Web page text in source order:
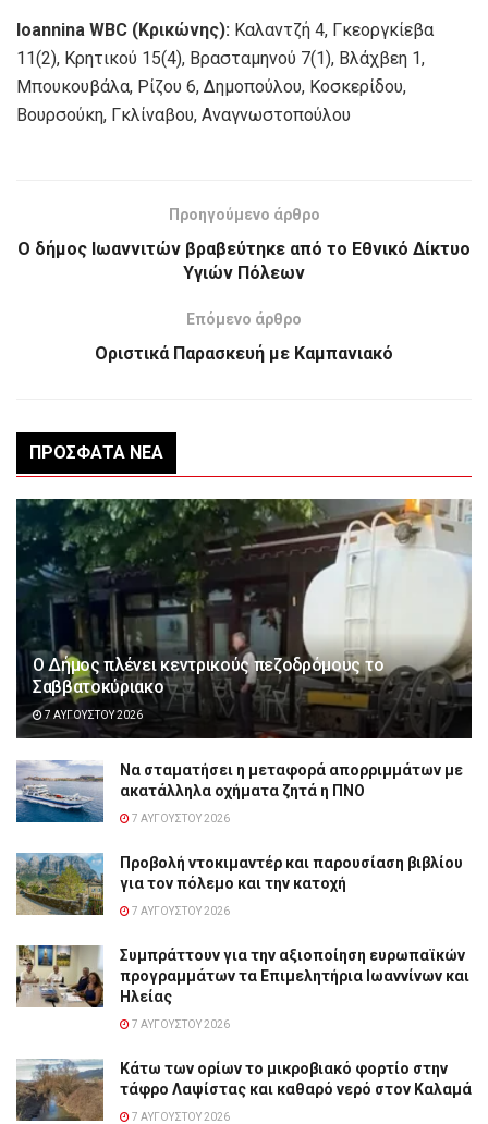
Ioannina WBC (Κρικώνης): Καλαντζή 4, Γκεοργκίεβα
11(2), Κρητικού 15(4), Βρασταμηνού 7(1), Βλάχβεη 1,
Μπουκουβάλα, Ρίζου 6, Δημοπούλου, Κοσκερίδου,
Βουρσούκη, Γκλίναβου, Αναγνωστοπούλου
Προηγούμενο άρθρο
Ο δήμος Ιωαννιτών βραβεύτηκε από το Εθνικό Δίκτυο
Υγιών Πόλεων
Επόμενο άρθρο
Οριστικά Παρασκευή με Καμπανιακό
ΠΡΌΣΦΑΤΑ ΝΈΑ
Ο Δήμος πλένει κεντρικούς πεζοδρόμους το
Σαββατοκύριακο
7 ΑΥΓΟΎΣΤΟΥ 2026
Να σταματήσει η μεταφορά απορριμμάτων με
ακατάλληλα οχήματα ζητά η ΠΝΟ
7 ΑΥΓΟΎΣΤΟΥ 2026
Προβολή ντοκιμαντέρ και παρουσίαση βιβλίου
για τον πόλεμο και την κατοχή
7 ΑΥΓΟΎΣΤΟΥ 2026
Συμπράττουν για την αξιοποίηση ευρωπαϊκών
προγραμμάτων τα Επιμελητήρια Ιωαννίνων και
Ηλείας
7 ΑΥΓΟΎΣΤΟΥ 2026
Κάτω των ορίων το μικροβιακό φορτίο στην
τάφρο Λαψίστας και καθαρό νερό στον Καλαμά
7 ΑΥΓΟΎΣΤΟΥ 2026